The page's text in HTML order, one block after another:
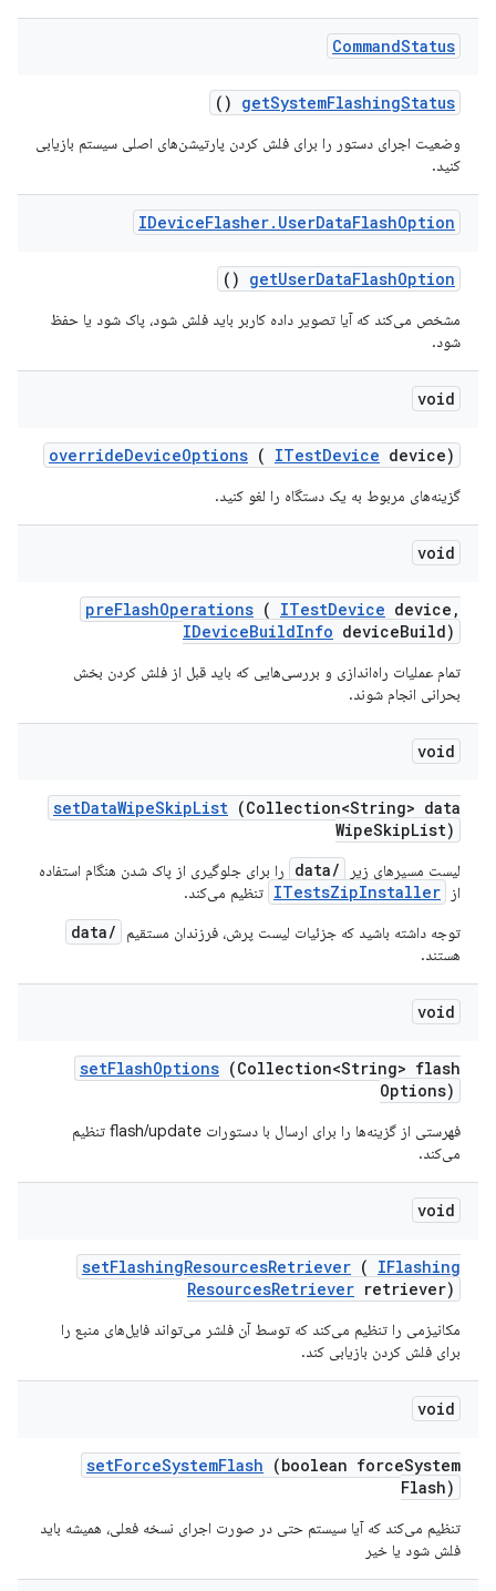
CommandStatus
getSystemFlashingStatus
()
وضعیت اجرای دستور را برای فلش کردن پارتیشن‌های اصلی سیستم بازیابی
کنید.
IDeviceFlasher. UserDataFlashOption
getUserDataFlashOption
()
مشخص می‌کند که آیا تصویر داده کاربر باید فلش شود، پاک شود یا حفظ
شود.
void
overrideDeviceOptions ( ITestDevice device)
گزینه‌های مربوط به یک دستگاه را لغو کنید.
void
preFlashOperations ( ITestDevice device ,
IDeviceBuildInfo deviceBuild)
تمام عملیات راه‌اندازی و بررسی‌هایی که باید قبل از فلش کردن بخش
بحرانی انجام شوند.
void
setDataWipeSkipList (Collection<String> data
WipeSkipList)
لیست مسیرهای زیر /data
را برای جلوگیری از پاک شدن هنگام استفاده
از
ITestsZipInstaller تنظیم می‌کند.
توجه داشته باشید که جزئیات لیست پرش، فرزندان مستقیم
/data
هستند.
void
setFlashOptions (Collection<String> flash
Options)
فهرستی از گزینه‌ها را برای ارسال با دستورات flash/update تنظیم
می‌کند.
void
setFlashingResourcesRetriever ( IFlashing
ResourcesRetriever retriever)
مکانیزمی را تنظیم می‌کند که توسط آن فلشر می‌تواند فایل‌های منبع را
برای فلش کردن بازیابی کند.
void
setForceSystemFlash (boolean forceSystem
Flash)
تنظیم می‌کند که آیا سیستم حتی در صورت اجرای نسخه فعلی، همیشه باید
فلش شود یا خیر